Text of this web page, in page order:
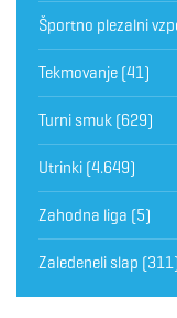
Športno plezalni
Tekmovanje (41)
Turni smuk (629)
Utrinki (4.649)
Zahodna liga (5)
Zaledeneli slap (311)